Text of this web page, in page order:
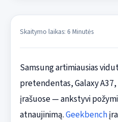
Skaitymo laikas: 6 Minutės
Samsung artimiausias
pretendentas, Galaxy
įrašuose — ankstyvi
atnaujinimą.Geekbench